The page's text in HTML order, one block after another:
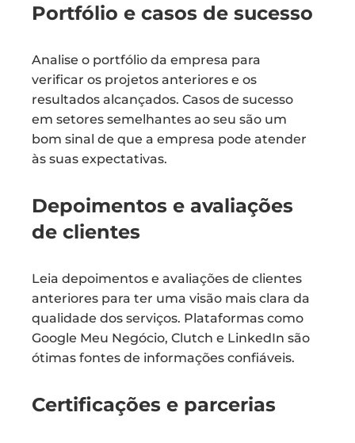
Portfólio e casos de sucesso
Analise o portfólio da empresa para
verificar os projetos anteriores e os
resultados alcançados. Casos de sucesso
em setores semelhantes ao seu são um
bom sinal de que a empresa pode atender
às suas expectativas.
Depoimentos e avaliações
de clientes
Leia depoimentos e avaliações de clientes
anteriores para ter uma visão mais clara da
qualidade dos serviços. Plataformas como
Google Meu Negócio, Clutch e LinkedIn são
ótimas fontes de informações confiáveis.
Certificações e parcerias